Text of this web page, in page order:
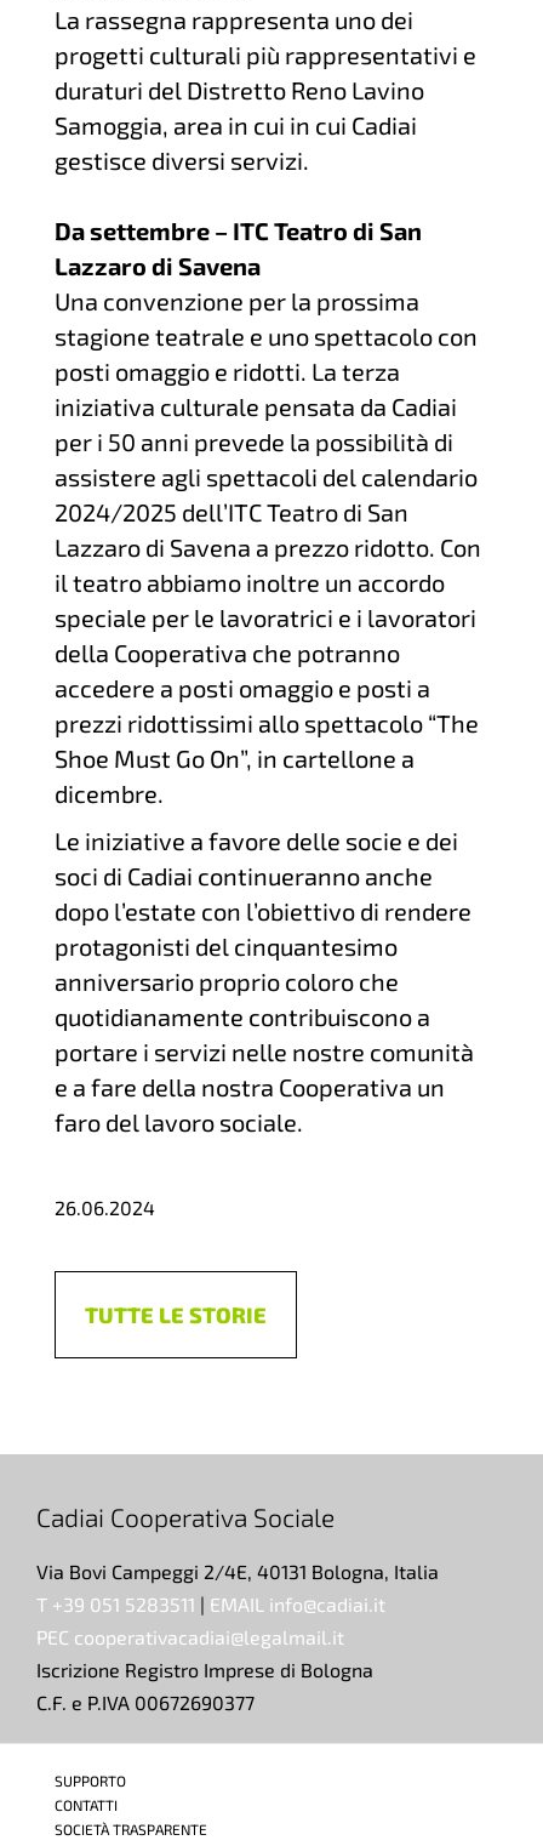
La rassegna rappresenta uno dei
progetti culturali più rappresentativi e
duraturi del Distretto Reno Lavino
Samoggia, area in cui in cui Cadiai
gestisce diversi servizi.
Da settembre – ITC Teatro di San
Lazzaro di Savena
Una convenzione per la prossima
stagione teatrale e uno spettacolo con
posti omaggio e ridotti. La terza
iniziativa culturale pensata da Cadiai
per i 50 anni prevede la possibilità di
assistere agli spettacoli del calendario
2024/2025 dell’ITC Teatro di San
Lazzaro di Savena a prezzo ridotto. Con
il teatro abbiamo inoltre un accordo
speciale per le lavoratrici e i lavoratori
della Cooperativa che potranno
accedere a posti omaggio e posti a
prezzi ridottissimi allo spettacolo “The
Shoe Must Go On”, in cartellone a
dicembre.
Le iniziative a favore delle socie e dei
soci di Cadiai continueranno anche
dopo l’estate con l’obiettivo di rendere
protagonisti del cinquantesimo
anniversario proprio coloro che
quotidianamente contribuiscono a
portare i servizi nelle nostre comunità
e a fare della nostra Cooperativa un
faro del lavoro sociale.
26.06.2024
TUTTE LE STORIE
Cadiai Cooperativa Sociale
Via Bovi Campeggi 2/4E, 40131 Bologna, Italia
T +39 051 5283511 | EMAIL info@cadiai.it
PEC cooperativacadiai@legalmail.it
Iscrizione Registro Imprese di Bologna
C.F. e P.IVA 00672690377
SUPPORTO
CONTATTI
SOCIETÀ TRASPARENTE